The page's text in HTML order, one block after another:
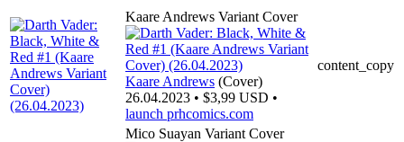
Kaare Andrews Variant Cover
Kaare Andrews (Cover)
26.04.2023 • $3,99 USD •
launch prhcomics.com
content_copy
Mico Suayan Variant Cover